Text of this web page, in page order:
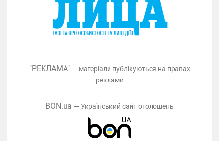
"РЕКЛАМА" — матеріали публікуються на правах
реклами
BON.ua — Український сайт оголошень